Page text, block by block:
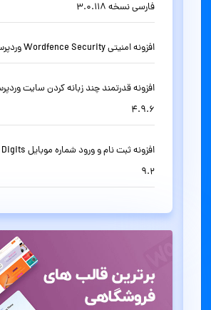
فارسی نسخه 3.0.118
افزونه امنیتی Wordfence Security وردپرس نسخه 8.1.4
4.9.6
9.2